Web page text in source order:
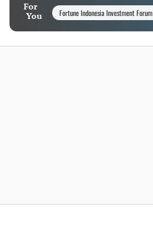
For
You
Fortune Indonesia Investment Forum